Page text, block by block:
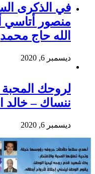
في الذكرى
منصور أتاسي
الله حاج محمد
ديسمبر 6, 2020
لروحك المحبة
ننساك – خالد
ديسمبر 6, 2020